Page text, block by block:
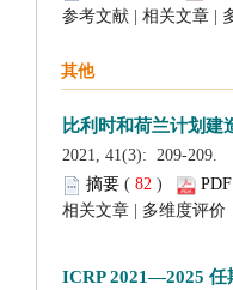
2021, 41(3): 209-209.
(
)